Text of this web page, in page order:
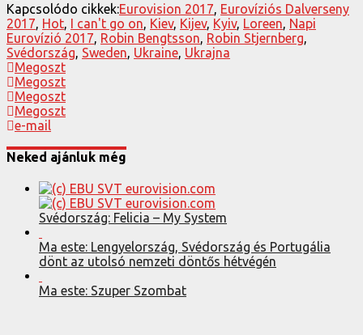
Kapcsolódo cikkek:Eurovision 2017 Eurovíziós Dalverseny
2017 Hot I can't go on Kiev, Kijev, Kyiv, Loreen Napi
Eurovízió 2017 Robin Bengtsson Robin Stjernberg
Svédország Sweden Ukraine Ukrajna
Megoszt
Megoszt
Megoszt
Megoszt
e-mail
Neked ajánluk még
Svédország: Felicia – My System
Ma este: Lengyelország, Svédország és Portugália
dönt az utolsó nemzeti döntős hétvégén
Ma este: Szuper Szombat